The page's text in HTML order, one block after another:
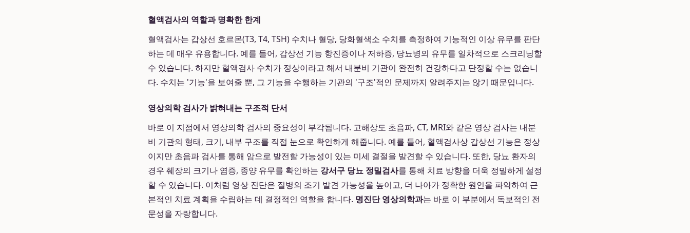
혈액검사의 역할과 명확한 한계
혈액검사는 갑상선 호르몬(T3, T4, TSH) 수치나 혈당, 당화혈색소 수치를 측정하여 기능적인 이상 유무를 판단
하는 데 매우 유용합니다. 예를 들어, 갑상선 기능 항진증이나 저하증, 당뇨병의 유무를 일차적으로 스크리닝할
수 있습니다. 하지만 혈액검사 수치가 정상이라고 해서 내분비 기관이 완전히 건강하다고 단정할 수는 없습니
다. 수치는 '기능'을 보여줄 뿐, 그 기능을 수행하는 기관의 '구조'적인 문제까지 알려주지는 않기 때문입니다.
영상의학 검사가 밝혀내는 구조적 단서
바로 이 지점에서 영상의학 검사의 중요성이 부각됩니다. 고해상도 초음파, CT, MRI와 같은 영상 검사는 내분
비 기관의 형태, 크기, 내부 구조를 직접 눈으로 확인하게 해줍니다. 예를 들어, 혈액검사상 갑상선 기능은 정상
이지만 초음파 검사를 통해 암으로 발전할 가능성이 있는 미세 결절을 발견할 수 있습니다. 또한, 당뇨 환자의
경우 췌장의 크기나 염증, 종양 유무를 확인하는 강서구 당뇨 정밀검사를 통해 치료 방향을 더욱 정밀하게 설정
할 수 있습니다. 이처럼 영상 진단은 질병의 조기 발견 가능성을 높이고, 더 나아가 정확한 원인을 파악하여 근
본적인 치료 계획을 수립하는 데 결정적인 역할을 합니다. 명진단 영상의학과는 바로 이 부분에서 독보적인 전
문성을 자랑합니다.